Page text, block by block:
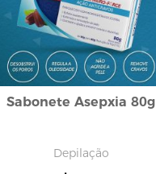
Sabonete Asepxia 80g
Depilação